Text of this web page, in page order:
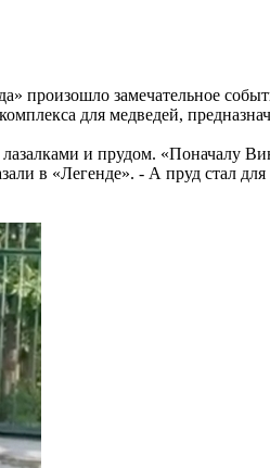
замечательное
для медведей,
и прудом. «Поначалу
в «Легенде». - А пруд стал